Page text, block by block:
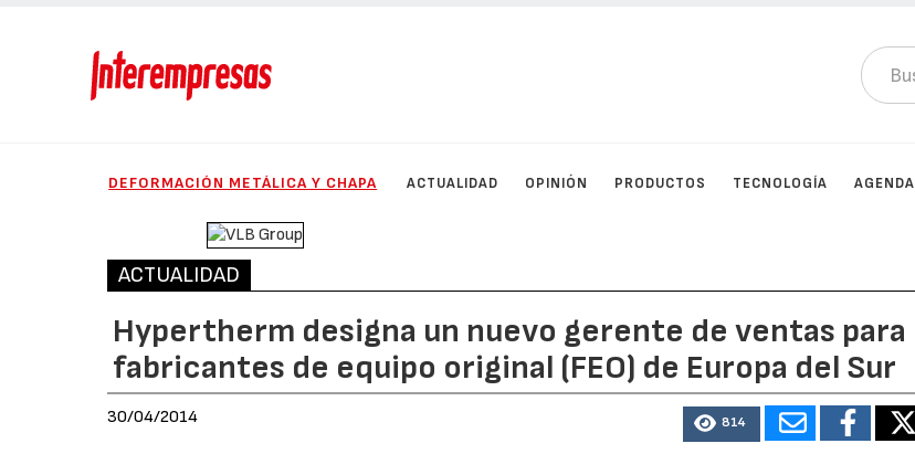
DEFORMACIÓN METÁLICA Y CHAPA ACTUALIDAD OPINIÓN PRODUCTOS TECNOLOGÍA AGENDA
ACTUALIDAD
Hypertherm designa un nuevo gerente de ventas para
fabricantes de equipo original (FEO) de Europa del Sur
30/04/2014 814